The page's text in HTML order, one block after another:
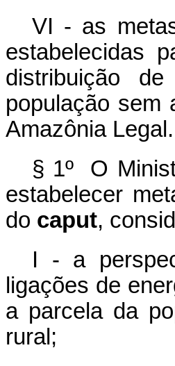
VI - as
estabelecidas
distribuição
população sem
Amazônia Legal.
§ 1º O
estabelecer
do caput,
I - a
ligações de
a parcela da
rural;